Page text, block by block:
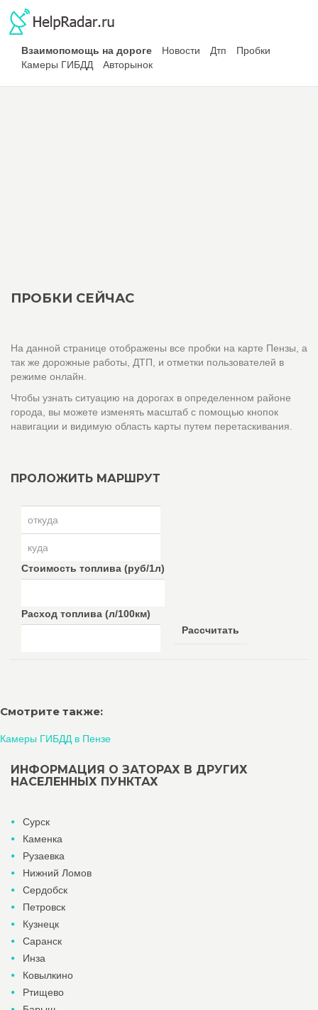
Взаимопомощь на дороге Новости Дтп
Пробки
Камеры ГИБДД
Авторынок
ПРОБКИ СЕЙЧАС
На данной странице отображены все пробки на карте Пензы, а
так же дорожные работы, ДТП, и отметки пользователей в
режиме онлайн.
Чтобы узнать ситуацию на дорогах в определенном районе
города, вы можете изменять масштаб с помощью кнопок
навигации и видимую область карты путем перетаскивания.
ПРОЛОЖИТЬ МАРШРУТ
Стоимость топлива (руб/1л)
Расход топлива (л/100км)
Рассчитать
Смотрите также:
Камеры ГИБДД в Пензе
ИНФОРМАЦИЯ О ЗАТОРАХ В ДРУГИХ
НАСЕЛЕННЫХ ПУНКТАХ
Сурск
Каменка
Рузаевка
Нижний Ломов
Сердобск
Петровск
Кузнецк
Саранск
Инза
Ковылкино
Ртищево